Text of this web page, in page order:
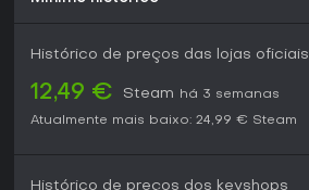
Histórico de preços das lojas oficiais
12,49 € Steam
há 3 semanas
Atualmente mais baixo: 24,99 € Steam
Histórico de preços dos keyshops